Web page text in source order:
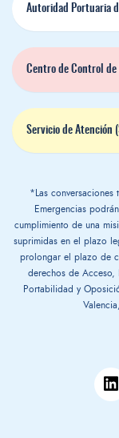
Autoridad Portuaria
Centro de Control de
Servicio de Atención
*Las conversaciones
Emergencias
cumplimiento de una
suprimidas en el plazo
prolongar el plazo de
derechos de Acceso,
Portabilidad y